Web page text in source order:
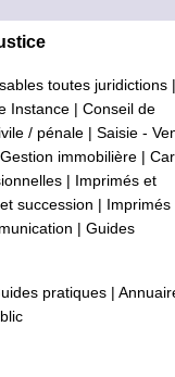
toutes juridictions
Instance
Conseil de
/ pénale
Saisie -
Gestion immobilière
Imprimés et
succession
Imprimés
Guides
pratiques